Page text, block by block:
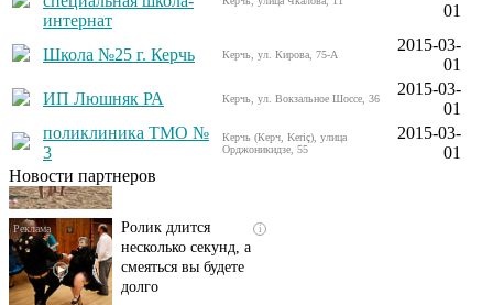
интернат
01
Школа №25 г. Керчь Керчь, ул. Кирова, 75-А
2015-03-
01
ИП Люшняк РА
Керчь, ул. Вокзальное Шоссе, 36
2015-03-
01
поликлиника ТМО №
3
Керчь (Керч, Keriç), улица
Орджоникидзе, 55
2015-03-
01
Новости партнеров
пляже Крыма: Что
люди вытворяют, когда
их не видят...
смеяться вы будете
долго